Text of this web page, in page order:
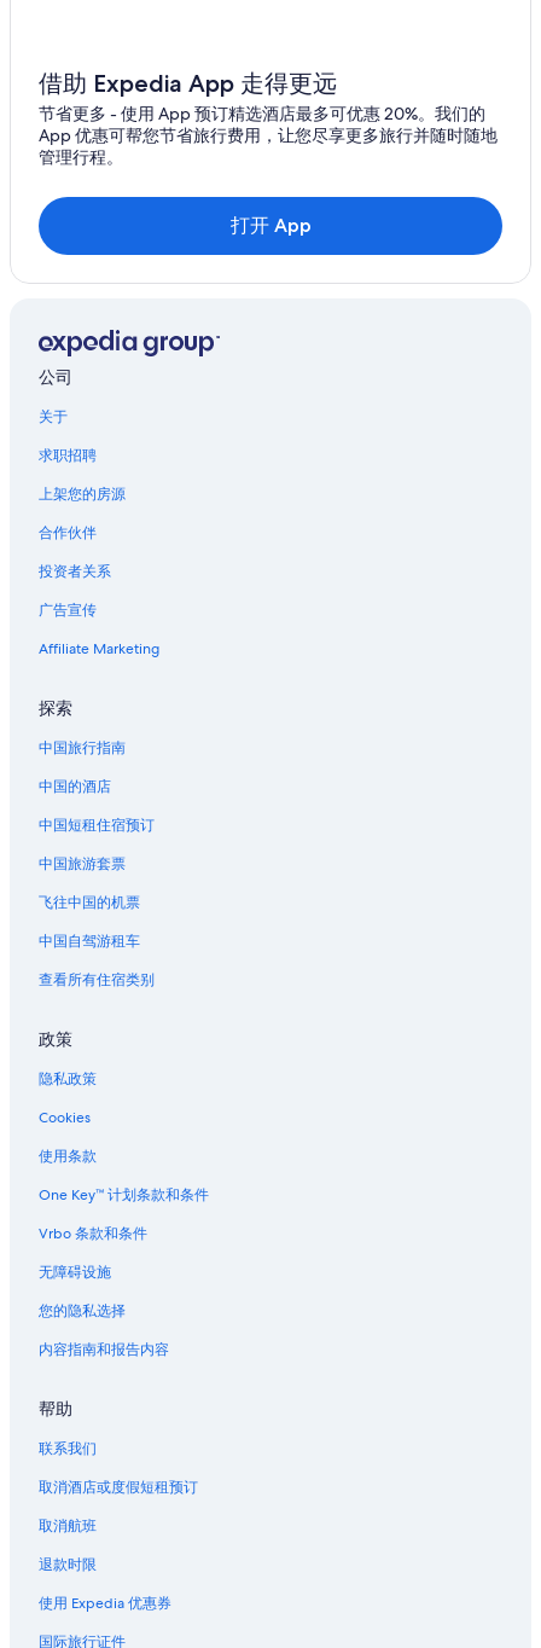
借助 Expedia App 走得更远
节省更多 - 使用 App 预订精选酒店最多可优惠 20%。我们的
App 优惠可帮您节省旅行费用，让您尽享更多旅行并随时随地
管理行程。
打开 App
公司
关于
求职招聘
上架您的房源
合作伙伴
投资者关系
广告宣传
Affiliate Marketing
探索
中国旅行指南
中国的酒店
中国短租住宿预订
中国旅游套票
飞往中国的机票
中国自驾游租车
查看所有住宿类别
政策
隐私政策
Cookies
使用条款
One Key™ 计划条款和条件
Vrbo 条款和条件
无障碍设施
您的隐私选择
内容指南和报告内容
帮助
联系我们
取消酒店或度假短租预订
取消航班
退款时限
使用 Expedia 优惠券
国际旅行证件